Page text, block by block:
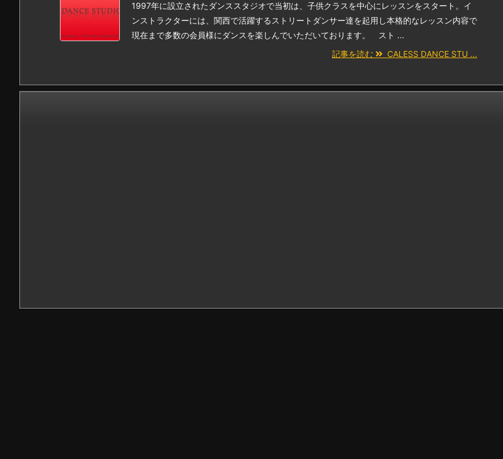
1997年に設立されたダンススタジオで当初は、子供クラスを中心にレッスンをスタート。イ
ンストラクターには、関西で活躍するストリートダンサー達を起用し本格的なレッスン内容で
現在まで多数の会員様にダンスを楽しんでいただいております。 スト ...
記事を読む
CALESS DANCE STU ...